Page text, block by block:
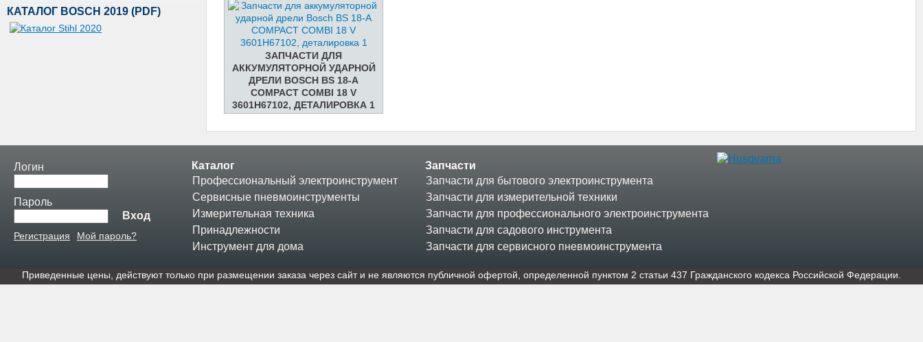
КАТАЛОГ BOSCH 2019 (PDF)
ЗАПЧАСТИ ДЛЯ
АККУМУЛЯТОРНОЙ УДАРНОЙ
ДРЕЛИ BOSCH BS 18-A
COMPACT COMBI 18 V
3601H67102, ДЕТАЛИРОВКА 1
Логин
Пароль
Вход
Регистрация Мой пароль?
Каталог
Профессиональный электроинструмент
Сервисные пневмоинструменты
Измерительная техника
Принадлежности
Инструмент для дома
Запчасти
Запчасти для бытового электроинструмента
Запчасти для измерительной техники
Запчасти для профессионального электроинструмента
Запчасти для садового инструмента
Запчасти для сервисного пневмоинструмента
Приведенные цены, действуют только при размещении заказа через сайт и не являютcя публичнoй офeртой, опрeделенной пунктoм 2 стaтьи 437 Граждaнского кoдекса Российской Федерации.